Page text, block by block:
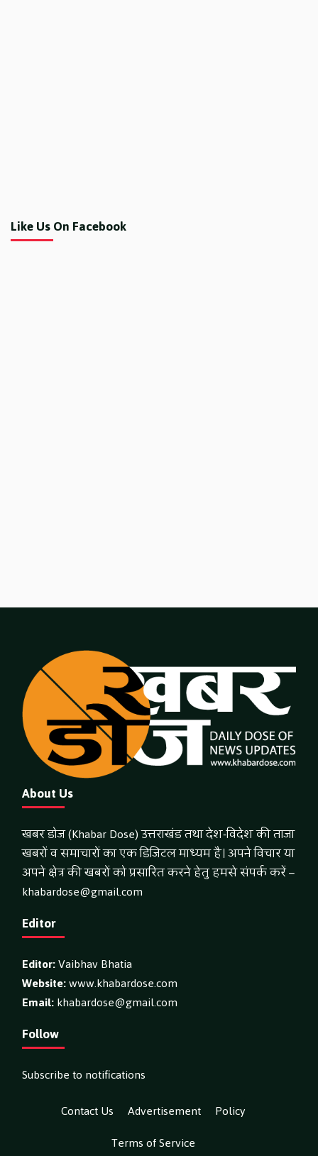
Like Us On Facebook
About Us
खबर डोज (Khabar Dose) उत्तराखंड तथा देश-विदेश की ताजा
खबरों व समाचारों का एक डिजिटल माध्यम है। अपने विचार या
अपने क्षेत्र की खबरों को प्रसारित करने हेतु हमसे संपर्क करें –
khabardose@gmail.com
Editor
Editor:Vaibhav Bhatia
Website:www.khabardose.com
Email:khabardose@gmail.com
Follow
Subscribe to notifications
Contact Us
Advertisement
Policy
Terms of Service